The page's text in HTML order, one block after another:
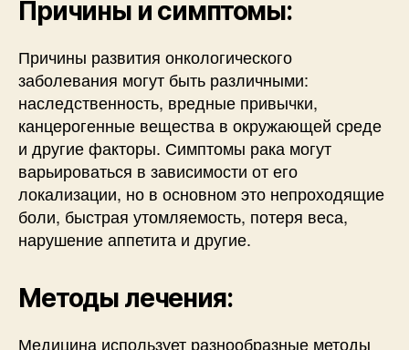
Причины и симптомы:
Причины развития онкологического
заболевания могут быть различными:
наследственность, вредные привычки,
канцерогенные вещества в окружающей среде
и другие факторы. Симптомы рака могут
варьироваться в зависимости от его
локализации, но в основном это непроходящие
боли, быстрая утомляемость, потеря веса,
нарушение аппетита и другие.
Методы лечения:
Медицина использует разнообразные методы